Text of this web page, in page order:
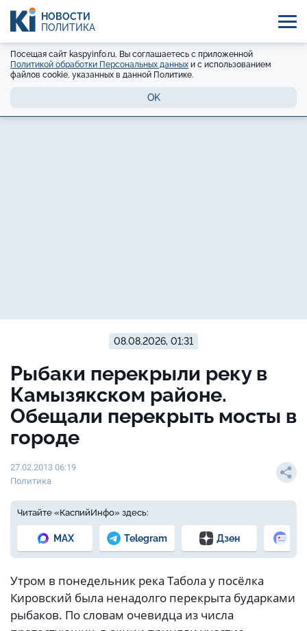
НОВОСТИ
ПОЛИТИКА
Посещая сайт kaspyinfo.ru, Вы соглашаетесь с приложенной
Политикой обработки Персональных данных и с использованием
файлов cookie, указанных в данной Политике.
OK
08.08.2026, 01:31
Рыбаки перекрыли реку в
Камызякском районе.
Обещали перекрыть мосты в
городе
27.02.2013 06:19
Политика
Читайте «КаспийИнфо» здесь:
MAX Telegram Дзен
Утром в понедельник река Табола у посёлка
Кировский была ненадолго перекрыта бударками
рыбаков. По словам очевидца из числа